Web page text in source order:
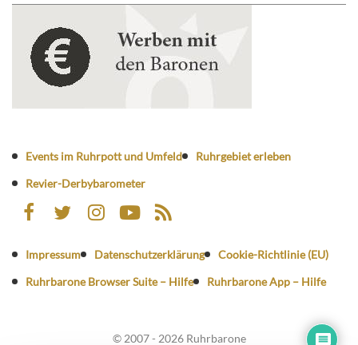
Events im Ruhrpott und Umfeld
Ruhrgebiet erleben
Revier-Derbybarometer
Impressum Datenschutzerklärung
Cookie-Richtlinie (EU)
Ruhrbarone Browser Suite – Hilfe
Ruhrbarone App – Hilfe
© 2007 - 2026 Ruhrbarone